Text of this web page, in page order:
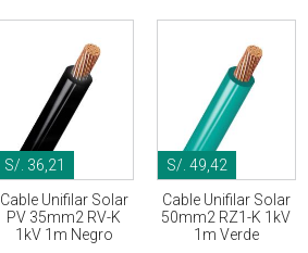
S/. 36,21
Cable Unifilar Solar
PV 35mm2 RV-K
1kV 1m Negro
S/. 49,42
Cable Unifilar Solar
50mm2 RZ1-K 1kV
1m Verde